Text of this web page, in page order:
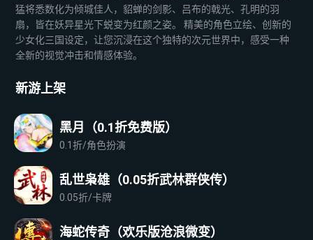
猛将悉数化为倾城佳人，貂蝉的剑影、吕布的戟光、孔明的羽
扇，皆在妖异星光下蜕变为红颜之姿。 精美的角色立绘、创新的
少女化三国设定，让您沉浸在这个独特的次元世界中，感受一种
全新的视觉冲击和情感体验。
新游上架
黑月（0.1折免费版）
0.1折/角色扮演
乱世枭雄（0.05折武林群侠传）
0.05折/卡牌
海蛇传奇（欢乐版沧浪微变）